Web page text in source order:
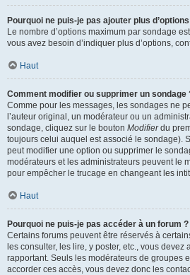
Pourquoi ne puis-je pas ajouter plus
Le nombre d’options maximum par sondage
vous avez besoin d’indiquer plus d’options,
Haut
Comment modifier ou supprimer un sondage
Comme pour les messages, les sondages ne
l’auteur original, un modérateur ou un
sondage, cliquez sur le bouton Modifierdu
toujours celui auquel est associé le sondage).
peut modifier une option ou supprimer le
modérateurs et les administrateurs peuvent le
pour empêcher le trucage en changeant les
Haut
Pourquoi ne puis-je pas accéder à un forum ?
Certains forums peuvent être réservés à
les consulter, les lire, y poster, etc., vous devez
rapportant. Seuls les modérateurs de groupes
accorder ces accès, vous devez donc les